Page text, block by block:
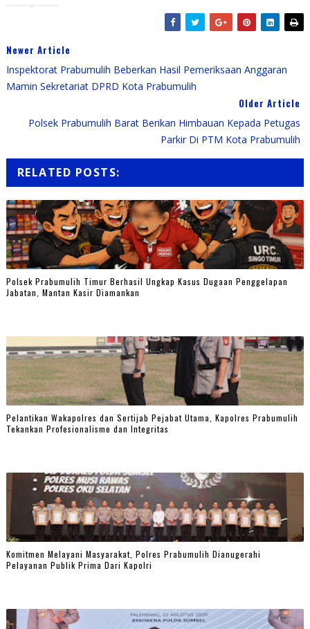
Newer Article
Inspektorat Prabumulih Beberkan Hasil Pemeriksaan Anggaran
Mamin Sekretariat DPRD Kota Prabumulih
Older Article
Polsek Prabumulih Barat Berikan Himbauan Kepada Petugas
Parkir Di PTM Kota Prabumulih
RELATED POSTS:
Polsek Prabumulih Timur Berhasil Ungkap Kasus Dugaan Penggelapan
Jabatan, Mantan Kasir Diamankan
Pelantikan Wakapolres dan Sertijab Pejabat Utama, Kapolres Prabumulih
Tekankan Profesionalisme dan Integritas
Komitmen Melayani Masyarakat, Polres Prabumulih Dianugerahi
Pelayanan Publik Prima Dari Kapolri